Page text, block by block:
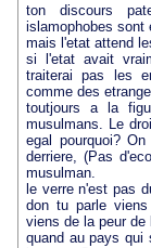
ton discours
islamophobes sont
mais l'etat attend
si l'etat avait
traiterai pas les
comme des
toutjours a la
musulmans. Le
egal pourquoi?
derriere, (Pas
musulman.
le verre n'est pas
don tu parle
viens de la peur de
quand au pays qui